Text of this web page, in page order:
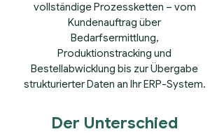
vollständige Prozessketten – vom
Kundenauftrag über
Bedarfsermittlung,
Produktionstracking und
Bestellabwicklung bis zur Übergabe
strukturierter Daten an Ihr ERP-System.
Der Unterschied